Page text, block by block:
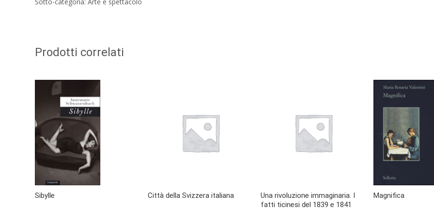
Prodotti correlati
Sibylle Città della Svizzera italiana
Una rivoluzione immaginaria. I
fatti ticinesi del 1839 e 1841
Magnifica